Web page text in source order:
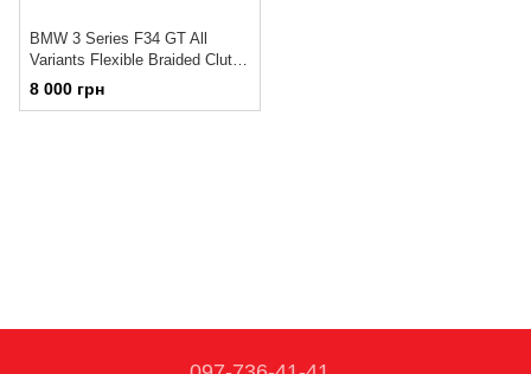
BMW 3 Series F34 GT All
Variants Flexible Braided Clutch
Line (Keeps CDV - Clutch Delay
8 000 грн